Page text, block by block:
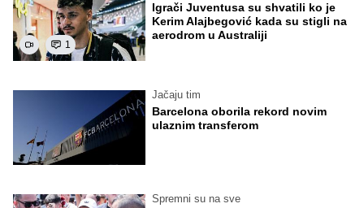
1
Igrači Juventusa su shvatili ko je
Kerim Alajbegović kada su stigli na
aerodrom u Australiji
Jačaju tim
Barcelona oborila rekord novim
ulaznim transferom
Spremni su na sve